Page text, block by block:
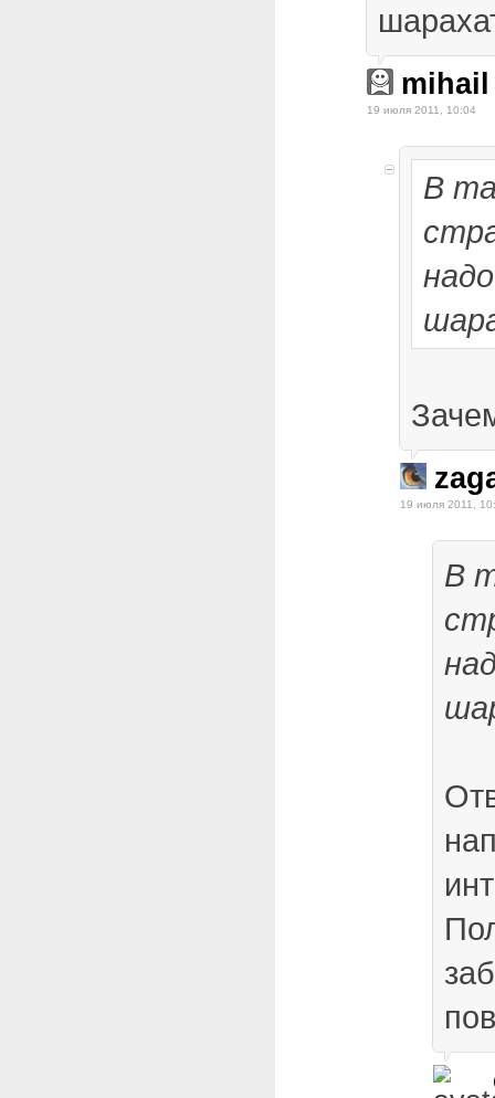
mihail
19 июля 2011, 10:04
В
19 июля 2011,
В